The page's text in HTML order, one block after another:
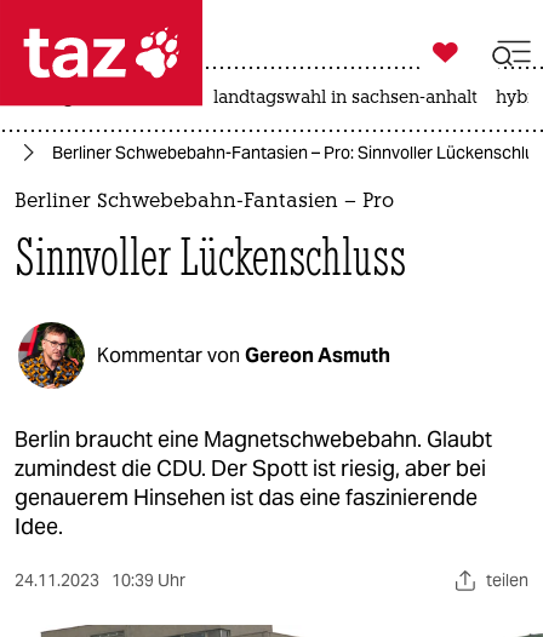
 taz zahl ich
taz zahl ich
politik
öko
gesellschaft
kultur
sport

taz zahl ich
landtagswahl in sachsen-anhalt
Berliner Schwebebahn-Fantasien – Pro: Sinnvoller
Berliner Schwebebahn-Fantasien – Pro
Sinnvoller Lückenschluss
Kommentar von Gereon Asmuth
Berlin braucht eine Magnetschwebebahn. Glaubt
zumindest die CDU. Der Spott ist riesig, aber bei
genauerem Hinsehen ist das eine faszinierende
Idee.
24.11.2023 10:39 Uhr teilen